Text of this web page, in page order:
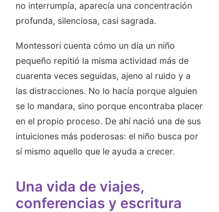
no interrumpía, aparecía una concentración
profunda, silenciosa, casi sagrada.
Montessori cuenta cómo un día un niño
pequeño repitió la misma actividad más de
cuarenta veces seguidas, ajeno al ruido y a
las distracciones. No lo hacía porque alguien
se lo mandara, sino porque encontraba placer
en el propio proceso. De ahí nació una de sus
intuiciones más poderosas: el niño busca por
sí mismo aquello que le ayuda a crecer.
Una vida de viajes,
conferencias y escritura